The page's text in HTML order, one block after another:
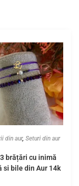
din aur, Seturi din aur
brățări cu inimă
și bile din Aur 14k